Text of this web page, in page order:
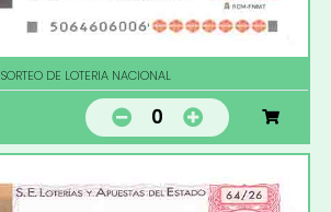
SORTEO DE LOTERIA NACIONAL
0